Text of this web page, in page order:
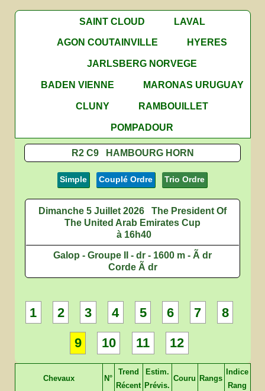
SAINT CLOUD
LAVAL
AGON COUTAINVILLE
HYERES
JARLSBERG NORVEGE
BADEN VIENNE
MARONAS URUGUAY
CLUNY
RAMBOUILLET
POMPADOUR
R2 C9 HAMBOURG HORN
Simple Couplé Ordre Trio Ordre
Dimanche 5 Juillet 2026
The President Of
The United Arab Emirates Cup
à 16h40
Galop - Groupe II - dr - 1600 m - Ã dr
Corde Ã dr
1 2 3 4 5 6 7 8
9 10 11 12
Chevaux N°
Trend
Récent
Estim.
Prévis.
Couru Rangs
Indice
Rang